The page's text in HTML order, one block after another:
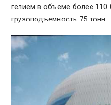
гелием в объеме более 110
грузоподъемность 75 тонн.